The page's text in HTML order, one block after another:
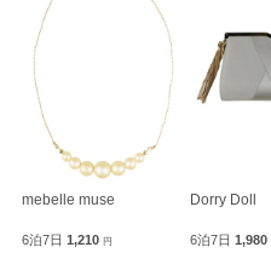
mebelle muse
6泊7日 1,210 円
Dorry Doll
6泊7日 1,980